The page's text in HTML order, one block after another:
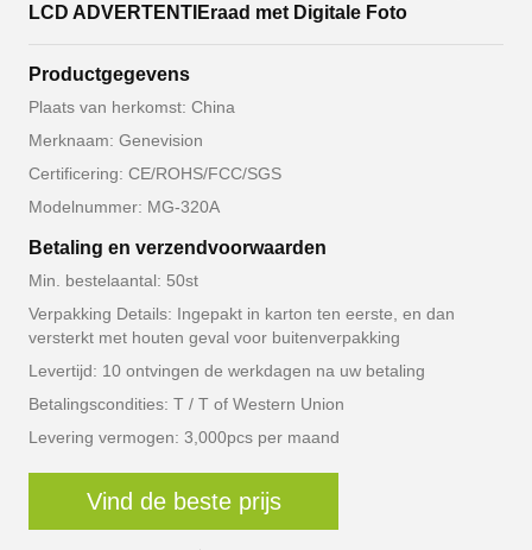
LCD ADVERTENTIEraad met Digitale Foto
Productgegevens
Plaats van herkomst: China
Merknaam: Genevision
Certificering: CE/ROHS/FCC/SGS
Modelnummer: MG-320A
Betaling en verzendvoorwaarden
Min. bestelaantal: 50st
Verpakking Details: Ingepakt in karton ten eerste, en dan
versterkt met houten geval voor buitenverpakking
Levertijd: 10 ontvingen de werkdagen na uw betaling
Betalingscondities: T / T of Western Union
Levering vermogen: 3,000pcs per maand
Vind de beste prijs